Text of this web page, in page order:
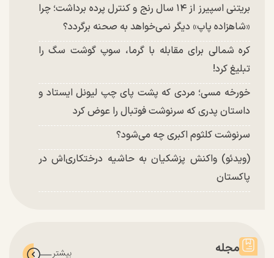
بریتنی اسپیرز از ۱۴ سال رنج و کنترل پرده برداشت؛ چرا
«شاهزاده پاپ» دیگر نمی‌خواهد به صحنه برگردد؟
کره شمالی برای مقابله با گرما، سوپ گوشت سگ را
تبلیغ کرد!
خورخه مسی؛ مردی که پشت پای چپ لیونل ایستاد و
داستان پدری که سرنوشت فوتبال را عوض کرد
سرنوشت کلثوم اکبری چه می‌شود؟
(ویدئو) واکنش پزشکیان به حاشیه درختکاری‌اش در
پاکستان
مجله